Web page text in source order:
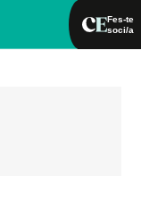
Fes-te
soci/a